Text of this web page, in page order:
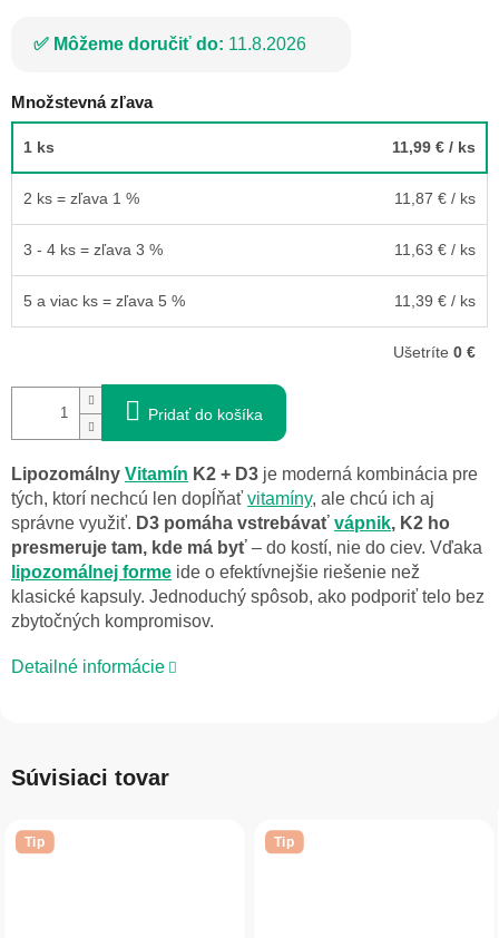
Môžeme doručiť do: 11.8.2026
Množstevná zľava
1 ks 11,99 € / ks
2 ks = zľava 1 % 11,87 € / ks
3 - 4 ks = zľava 3 % 11,63 € / ks
5 a viac ks = zľava 5 % 11,39 € / ks
Ušetríte 0 €
Pridať do košíka
Lipozomálny Vitamín K2 + D3 je moderná kombinácia pre
tých, ktorí nechcú len dopĺňať vitamíny, ale chcú ich aj
správne využiť. D3 pomáha vstrebávať vápnik, K2 ho
presmeruje tam, kde má byť – do kostí, nie do ciev. Vďaka
lipozomálnej forme ide o efektívnejšie riešenie než
klasické kapsuly. Jednoduchý spôsob, ako podporiť telo bez
zbytočných kompromisov.
Detailné informácie
Súvisiaci tovar
Tip Tip